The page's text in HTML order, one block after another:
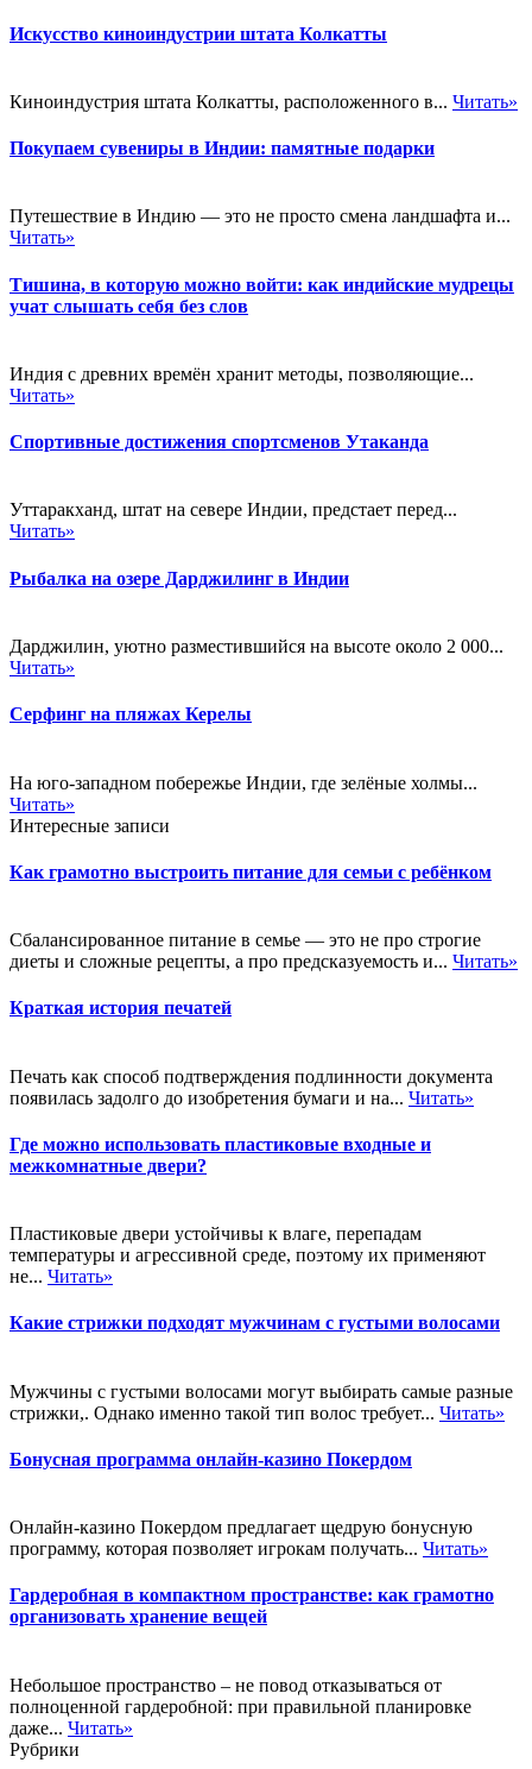
Искусство киноиндустрии штата Колкатты
Киноиндустрия штата Колкатты, расположенного в... Читать»
Покупаем сувениры в Индии: памятные подарки
Путешествие в Индию — это не просто смена ландшафта и...
Читать»
Тишина, в которую можно войти: как индийские мудрецы
учат слышать себя без слов
Индия с древних времён хранит методы, позволяющие...
Читать»
Спортивные достижения спортсменов Утаканда
Уттаракханд, штат на севере Индии, предстает перед...
Читать»
Рыбалка на озере Дарджилинг в Индии
Дарджилин, уютно разместившийся на высоте около 2 000...
Читать»
Серфинг на пляжах Керелы
На юго-западном побережье Индии, где зелёные холмы...
Читать»
Интересные записи
Как грамотно выстроить питание для семьи с ребёнком
Сбалансированное питание в семье — это не про строгие
диеты и сложные рецепты, а про предсказуемость и... Читать»
Краткая история печатей
Печать как способ подтверждения подлинности документа
появилась задолго до изобретения бумаги и на... Читать»
Где можно использовать пластиковые входные и
межкомнатные двери?
Пластиковые двери устойчивы к влаге, перепадам
температуры и агрессивной среде, поэтому их применяют
не... Читать»
Какие стрижки подходят мужчинам с густыми волосами
Мужчины с густыми волосами могут выбирать самые разные
стрижки,. Однако именно такой тип волос требует... Читать»
Бонусная программа онлайн-казино Покердом
Онлайн-казино Покердом предлагает щедрую бонусную
программу, которая позволяет игрокам получать... Читать»
Гардеробная в компактном пространстве: как грамотно
организовать хранение вещей
Небольшое пространство – не повод отказываться от
полноценной гардеробной: при правильной планировке
даже... Читать»
Рубрики